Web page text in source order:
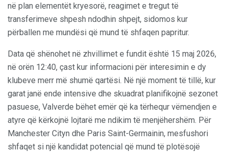
në plan elementët kryesorë, reagimet e tregut të
transferimeve shpesh ndodhin shpejt, sidomos kur
përballen me mundësi që mund të shfaqen papritur.
Data që shënohet në zhvillimet e fundit është 15 maj 2026,
në orën 12:40, çast kur informacioni për interesimin e dy
klubeve merr më shumë qartësi. Në një moment të tillë, kur
garat janë ende intensive dhe skuadrat planifikojnë sezonet
pasuese, Valverde bëhet emër që ka tërhequr vëmendjen e
atyre që kërkojnë lojtarë me ndikim të menjëhershëm. Për
Manchester Cityn dhe Paris Saint-Germainin, mesfushori
shfaqet si një kandidat potencial që mund të plotësojë